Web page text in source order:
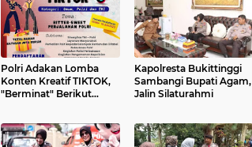
Polri Adakan Lomba
Konten Kreatif TIKTOK,
"Berminat" Berikut
Kapolresta Bukittinggi
Sambangi Bupati Agam,
Jalin Silaturahmi